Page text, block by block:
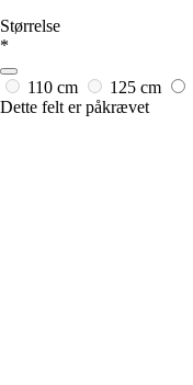
Størrelse
*
110 cm 125 cm
Dette felt er påkrævet